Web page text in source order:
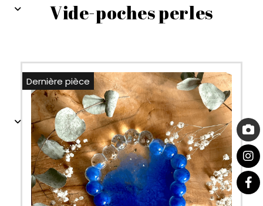
Vide-poches perles
Dernière pièce